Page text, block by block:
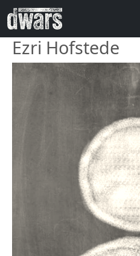
Overslaan en naar de inhoud
Ezri Hofstede